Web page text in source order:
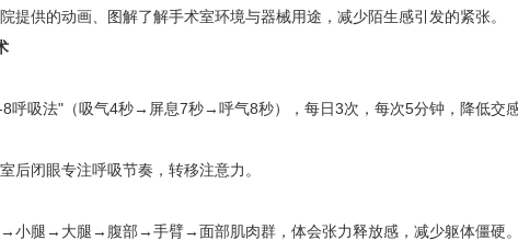
院提供的动画、图解了解手术室环境与器械用途，减少陌生感引发的紧张。
呼吸法"（吸气4秒→屏息7秒→呼气8秒），每日3次，每次5分钟，降低交
后闭眼专注呼吸节奏，转移注意力。
小腿→大腿→腹部→手臂→面部肌肉群，体会张力释放感，减少躯体僵硬。